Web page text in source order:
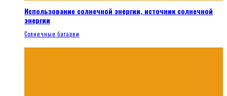
Использование солнечной энергии, источник солнечной
энергии
Солнечные батареи